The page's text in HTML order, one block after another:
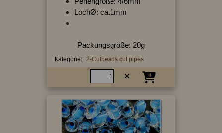
LochØ: ca.1mm
Packungsgröße: 20g
Kategorie: 2-Cutbeads cut pipes